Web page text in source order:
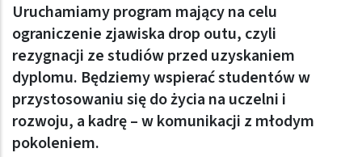
Uruchamiamy program mający na celu
ograniczenie zjawiska drop outu, czyli
rezygnacji ze studiów przed uzyskaniem
dyplomu. Będziemy wspierać studentów w
przystosowaniu się do życia na uczelni i
rozwoju, a kadrę – w komunikacji z młodym
pokoleniem.